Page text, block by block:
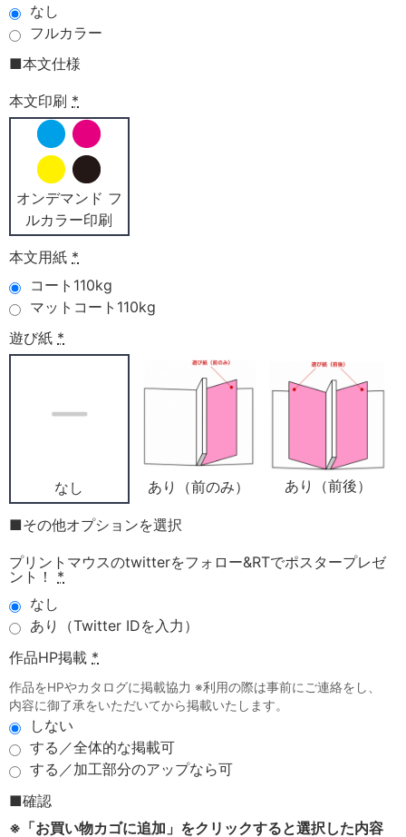
なし
フルカラー
■本文仕様
本文印刷 *
オンデマンド フ
ルカラー印刷
本文用紙 *
コート110kg
マットコート110kg
遊び紙 *
なし あり（前のみ） あり（前後）
■その他オプションを選択
プリントマウスのtwitterをフォロー&RTでポスタープレゼ
ント！
*
なし
あり（Twitter IDを入力）
作品HP掲載 *
作品をHPやカタログに掲載協力 ※利用の際は事前にご連絡をし、
内容に御了承をいただいてから掲載いたします。
しない
する／全体的な掲載可
する／加工部分のアップなら可
■確認
※「お買い物カゴに追加」をクリックすると選択した内容